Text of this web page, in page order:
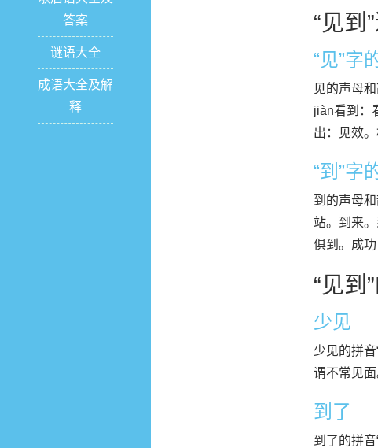
答案
谜语大全
成语大全及解
释
“见到
“见”字
见的声母
jiàn看到：
出：见效
“到”字
到的声母
站。到来
俱到。成
“见到
少见
少见的拼
谓不常见面
到了
到了的拼音